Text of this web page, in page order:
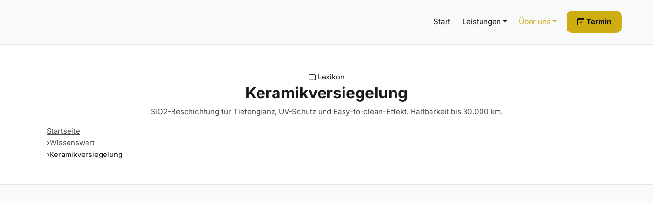
Start Leistungen Über uns Termin
Lexikon
Keramikversiegelung
SiO2-Beschichtung für Tiefenglanz, UV-Schutz und Easy-to-clean-Effekt. Haltbarkeit bis 30.000 km.
Startseite
Wissenswert
Keramikversiegelung